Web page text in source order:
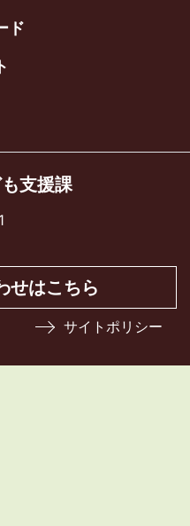
ド
支援課
せはこちら
サイトポリシー